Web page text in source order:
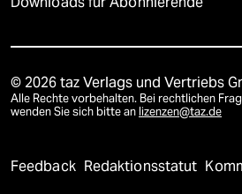
© 2026 taz Verlags und Vertriebs
Alle Rechte vorbehalten. Bei rechtlichen
wenden Sie sich bitte an lizenzen@taz.de
Feedback Redaktionsstatut